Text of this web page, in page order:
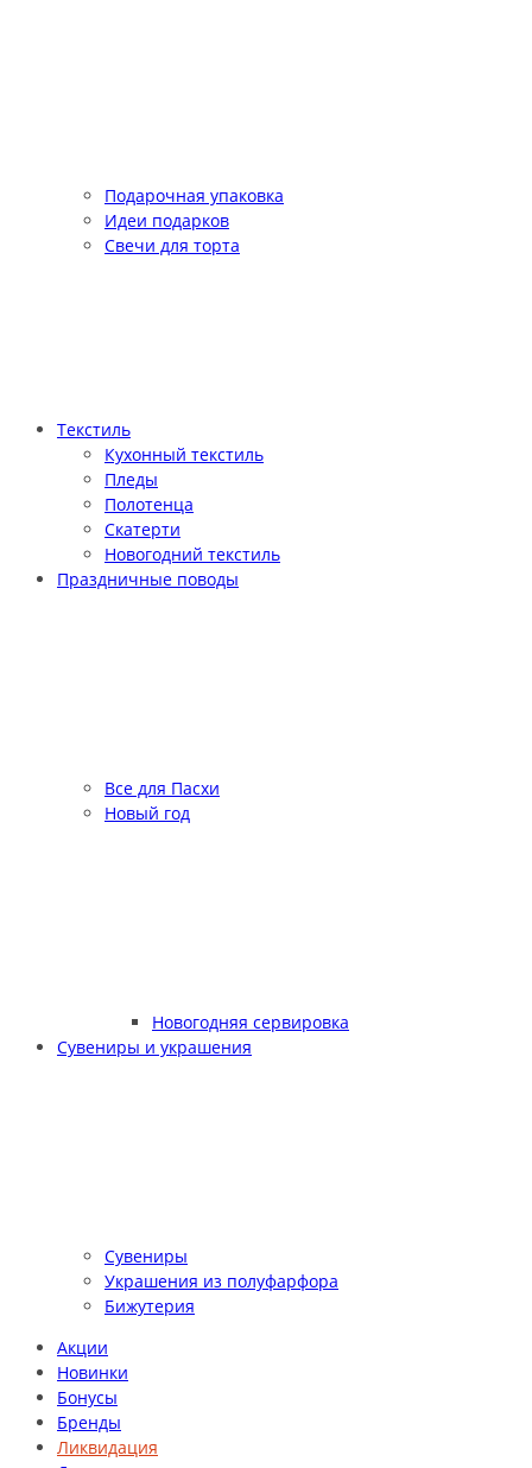
Подарочная упаковка
Идеи подарков
Свечи для торта
Текстиль
Кухонный текстиль
Пледы
Полотенца
Скатерти
Новогодний текстиль
Праздничные поводы
Все для Пасхи
Новый год
Новогодняя сервировка
Сувениры и украшения
Сувениры
Украшения из полуфарфора
Бижутерия
Акции
Новинки
Бонусы
Бренды
Ликвидация